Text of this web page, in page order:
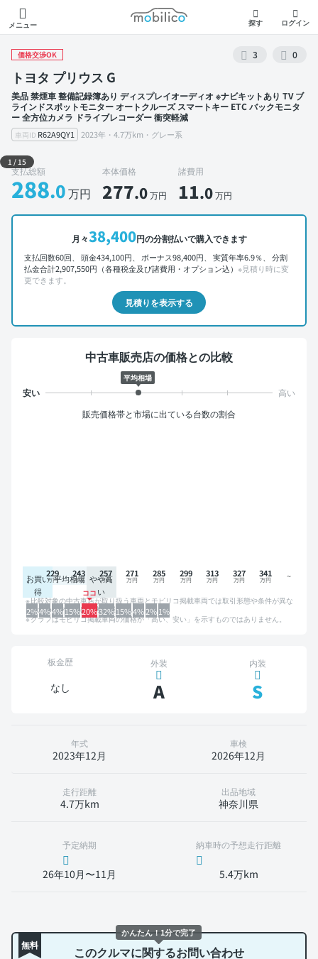
メニュー
モビリコ
探す ログイン
価格交渉OK 3 0
トヨタ プリウス G
美品 禁煙車 整備記録簿あり ディスプレイオーディオ ※ナビキットあり TV ブ
ラインドスポットモニター オートクルーズ スマートキー ETC バックモニタ
ー 全方位カメラ ドライブレコーダー 衝突軽減
車両ID R62A9QY1 2023年・4.7万km・グレー系
外装 左前
1 /15
支払総額
288.0万円
本体価格
277.0万円
諸費用
11.0万円
月々38,400円の分割払いで購入できます
支払回数60回、 頭金434,100円、 ボーナス98,400円、 実質年率6.9％、 分割
払金合計2,907,550円（各種税金及び諸費用・オプション込） ※見積り時に変
更できます。
見積りを表示する
中古車販売店の価格との比較
平均相場
販売価格帯と市場に出ている台数の割合
お買い
得
平均相場 やや高
い
2%4%4%15%20%32%15%4%2%1%
229 243 257 271 285 299 313 327 341
比較対象の中古車店が取り扱う車両とモビリコ掲載車両では取引形態や条件が異な
るため、グラフは参考情報です。
グラフはモビリコ掲載車両の価格が「高い、安い」を示すものではありません。
板金歴
なし
外装
A
内装
S
年式
2023年12月
車検
2026年12月
走行距離
4.7万km
出品地域
神奈川県
予定納期
26年10月〜11月
納車時の予想走行距離
5.4万km
無料 このクルマに関するお問い合わせ
かんたん！1分で完了